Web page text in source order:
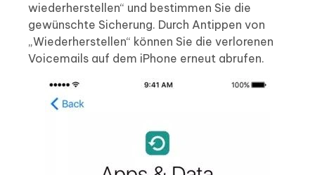
wiederherstellen“ und bestimmen Sie die
gewünschte Sicherung. Durch Antippen von
„Wiederherstellen“ können Sie die verlorenen
Voicemails auf dem iPhone erneut abrufen.